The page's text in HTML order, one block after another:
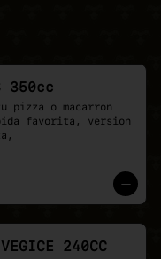
350cc
pizza o macarron
favorita, version
240CC